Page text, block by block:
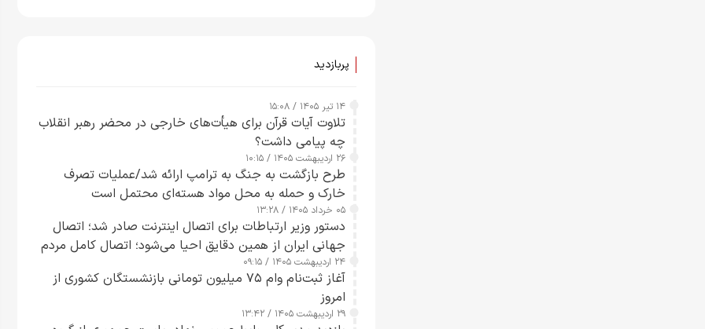
پربازدید
۱۴ تیر ۱۴۰۵ / ۱۵:۰۸
تلاوت آیات قرآن برای هیأت‌های خارجی در محضر رهبر انقلاب
چه پیامی داشت؟
۲۶ اردیبهشت ۱۴۰۵ / ۱۰:۱۵
طرح‌ بازگشت به جنگ به ترامپ ارائه شد/عملیات تصرف
خارک و حمله به محل مواد هسته‌ای محتمل است
۰۵ خرداد ۱۴۰۵ / ۱۳:۲۸
دستور وزیر ارتباطات برای اتصال اینترنت صادر شد؛ اتصال
جهانی ایران از همین دقایق احیا می‌شود؛ اتصال کامل مردم
تا ۲۴ ساعت آینده
۲۴ اردیبهشت ۱۴۰۵ / ۰۹:۱۵
آغاز ثبت‌نام وام ۷۵ میلیون تومانی بازنشستگان کشوری از
امروز
۲۹ اردیبهشت ۱۴۰۵ / ۱۳:۴۲